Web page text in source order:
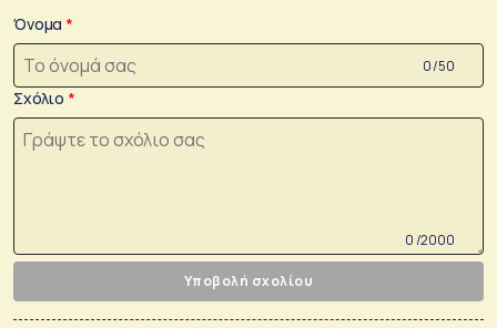
Όνομα
0 /50
Σχόλιο
0 /2000
Υποβολή σχολίου